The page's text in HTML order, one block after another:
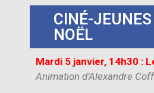
CINÉ-
NOËL
Mardi 5 janvier, 14h30 :
Animation d’Alexandre